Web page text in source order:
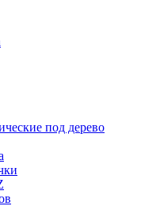
под дерево